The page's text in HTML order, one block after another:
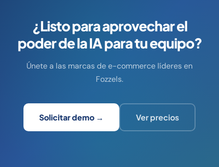
¿Listo para aprovechar el
poder de la IA para tu equipo?
Únete a las marcas de e-commerce líderes en
Fozzels.
Solicitar demo → Ver precios